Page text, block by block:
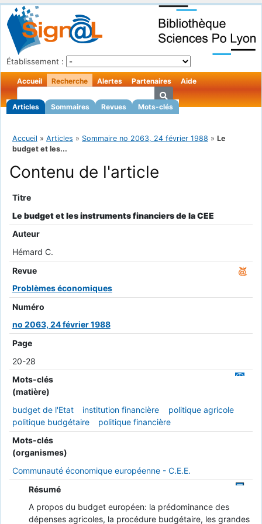
Établissement :
Accueil Recherche
Articles Sommaires Revues Mots-clés
Alertes Partenaires Aide
Accueil » Articles » Sommaire no 2063, 24 février 1988 » Le
budget et les...
Contenu de l'article
Titre
Le budget et les instruments financiers de la CEE
Auteur
Hémard C.
Revue
Problèmes économiques
Numéro
no 2063, 24 février 1988
Page
20-28
Mots-clés
(matière)
budget de l'Etat
institution financière
politique agricole
politique budgétaire
politique financière
Mots-clés
(organismes)
Communauté économique européenne - C.E.E.
Résumé
A propos du budget européen: la prédominance des
dépenses agricoles, la procédure budgétaire, les grandes